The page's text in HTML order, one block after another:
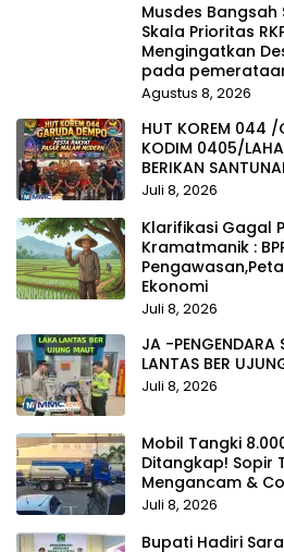
Musdes
Skala Prioritas
Mengingatkan
pada
Agustus 8, 2026
HUT KOREM 044 /
KODIM 0405/
BERIKAN
Juli 8, 2026
Klarifikasi Gagal
Kramatmanik :
Ekonomi
Juli 8, 2026
JA -PENGENDARA
LANTAS BER
Juli 8, 2026
Mobil Tangki
Ditangkap! Sopir
Mengancam &
Juli 8, 2026
Bupati Hadiri